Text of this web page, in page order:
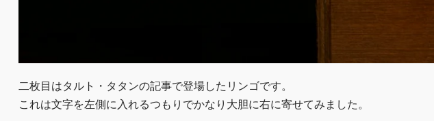
二枚目はタルト・タタンの記事で登場したリンゴです。
これは文字を左側に入れるつもりでかなり大胆に右に寄せてみました。